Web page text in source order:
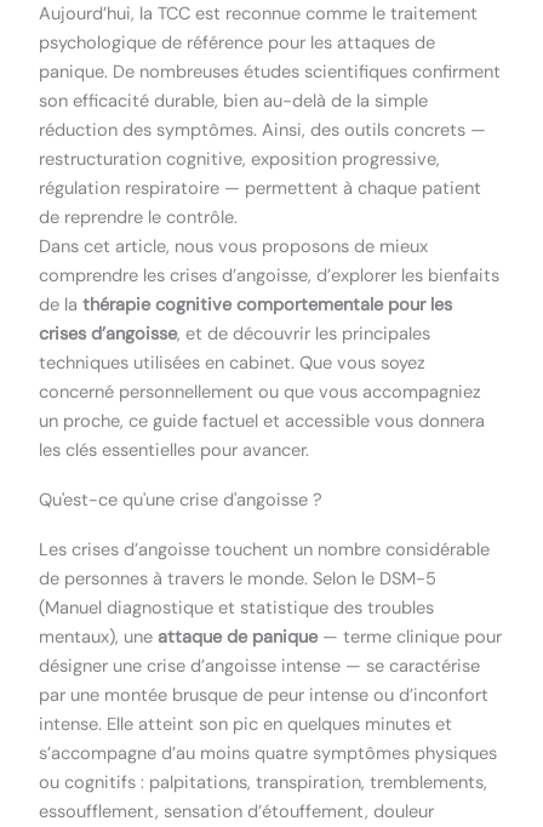
Aujourd’hui, la TCC est reconnue comme le traitement
psychologique de référence pour les attaques de
panique. De nombreuses études scientifiques confirment
son efficacité durable, bien au-delà de la simple
réduction des symptômes. Ainsi, des outils concrets —
restructuration cognitive, exposition progressive,
régulation respiratoire — permettent à chaque patient
de reprendre le contrôle.
Dans cet article, nous vous proposons de mieux
comprendre les crises d’angoisse, d’explorer les bienfaits
de lathérapie cognitive comportementale pour les
crises d’angoisse, et de découvrir les principales
techniques utilisées en cabinet. Que vous soyez
concerné personnellement ou que vous accompagniez
un proche, ce guide factuel et accessible vous donnera
les clés essentielles pour avancer.
Qu'est-ce qu'une crise d'angoisse ?
Les crises d’angoisse touchent un nombre considérable
de personnes à travers le monde. Selon le DSM-5
(Manuel diagnostique et statistique des troubles
mentaux), uneattaque de panique— terme clinique pour
désigner une crise d’angoisse intense — se caractérise
par une montée brusque de peur intense ou d’inconfort
intense. Elle atteint son pic en quelques minutes et
s’accompagne d’au moins quatre symptômes physiques
ou cognitifs : palpitations, transpiration, tremblements,
essoufflement, sensation d’étouffement, douleur